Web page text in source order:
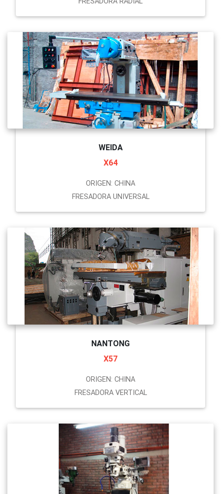
WEIDA
X64
ORIGEN: CHINA
FRESADORA UNIVERSAL
NANTONG
X57
ORIGEN: CHINA
FRESADORA VERTICAL